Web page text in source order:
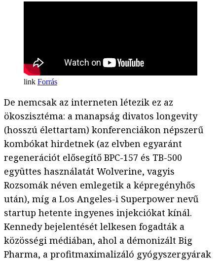
Forrás
De nemcsak az interneten létezik ez az
ökoszisztéma: a manapság divatos longevity
(hosszú élettartam) konferenciákon népszerű
kombókat hirdetnek (az elvben egyaránt
regenerációt elősegítő BPC-157 és TB-500
együttes használatát Wolverine, vagyis
Rozsomák néven emlegetik a képregényhős
után), míg a Los Angeles-i Superpower nevű
startup hetente ingyenes injekciókat kínál.
Kennedy bejelentését lelkesen fogadták a
közösségi médiában, ahol a démonizált Big
Pharma, a profitmaximalizáló gyógyszergyárak